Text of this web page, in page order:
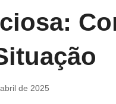
de 2025